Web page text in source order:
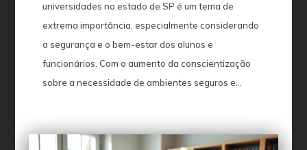
universidades no estado de SP é um tema de
extrema importância, especialmente considerando
a segurança e o bem-estar dos alunos e
funcionários. Com o aumento da conscientização
sobre a necessidade de ambientes seguros e...